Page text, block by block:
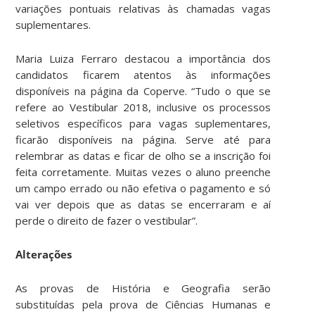
variações pontuais relativas às chamadas vagas
suplementares.
Maria Luiza Ferraro destacou a importância dos
candidatos ficarem atentos às informações
disponíveis na página da Coperve. “Tudo o que se
refere ao Vestibular 2018, inclusive os processos
seletivos específicos para vagas suplementares,
ficarão disponíveis na página. Serve até para
relembrar as datas e ficar de olho se a inscrição foi
feita corretamente. Muitas vezes o aluno preenche
um campo errado ou não efetiva o pagamento e só
vai ver depois que as datas se encerraram e aí
perde o direito de fazer o vestibular”.
Alterações
As provas de História e Geografia serão
substituídas pela prova de Ciências Humanas e